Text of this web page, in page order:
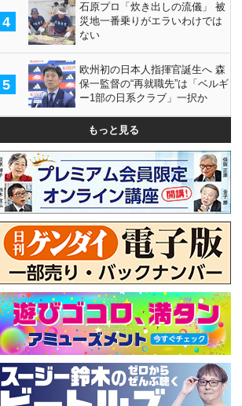
4
石原プロ「炊き出しの流儀」 被
災地一番乗りがエラいわけでは
ない
5
欧州初の日本人指揮官誕生へ 森
保一監督の“再就職先”は「ベルギ
ー1部の日系クラブ」一択か
もっと見る